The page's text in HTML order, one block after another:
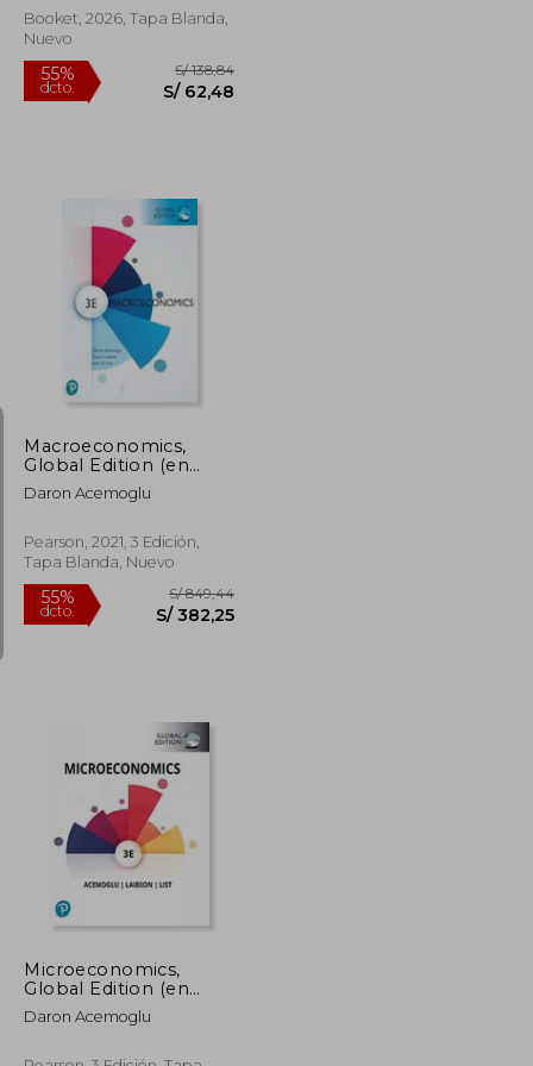
S/ 621,96
Booket, 2026, Tapa Blanda,
Nuevo
dcto.
S/ 912,24
S/ 410,51
Macroeconomics,
Global Edition (en
Inglés)
Daron Acemoglu
Pearson, 2021, 3 Edición,
Tapa Blanda, Nuevo
Microeconomics,
Global Edition (en
Inglés)
Daron Acemoglu